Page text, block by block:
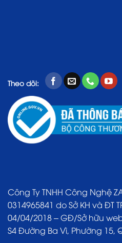
Theo dõi:
Công Ty TNHH Công Nghệ
0314965841 do Sở KH và ĐT
04/04/2018 – GĐ/Sở hữu
S4 Đường Ba Vì, Phường 15,